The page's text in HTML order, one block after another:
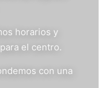
horarios y
el centro.
con una